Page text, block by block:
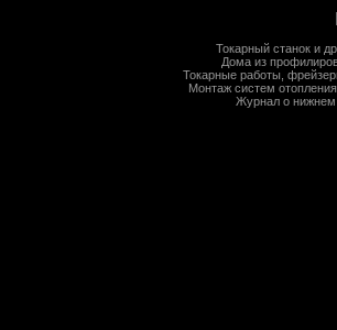
Токарный станок и
Дома из
Токарные работы
Монтаж систем отопления
Журнал о нижнем